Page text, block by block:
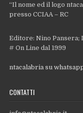
“Il nome ed il logo
presso CCIAA – RC
Editore: Nino
# On Line dal 1999
ntacalabria su
CONTATTI